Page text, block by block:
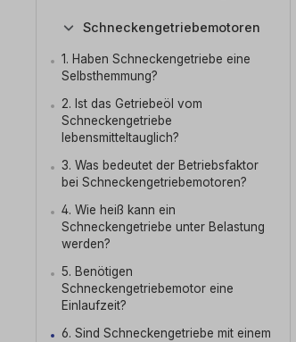
Schneckengetriebemotoren
1. Haben Schneckengetriebe eine
Selbsthemmung?
2. Ist das Getriebeöl vom
Schneckengetriebe
lebensmitteltauglich?
3. Was bedeutet der Betriebsfaktor
bei Schneckengetriebemotoren?
4. Wie heiß kann ein
Schneckengetriebe unter Belastung
werden?
5. Benötigen
Schneckengetriebemotor eine
Einlaufzeit?
6. Sind Schneckengetriebe mit einem